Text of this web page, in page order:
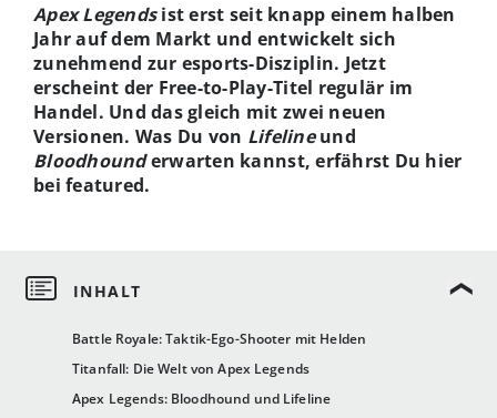
Battle Royale: Taktik-Ego-Shooter mit Helden
Titanfall: Die Welt von Apex Legends
Apex Legends: Bloodhound und Lifeline
Apex Legendsist erst seit knapp einem halben
Jahr auf dem Markt und entwickelt sich
zunehmend zur esports-Disziplin. Jetzt
erscheint der Free-to-Play-Titel regulär im
Handel. Und das gleich mit zwei neuen
Versionen. Was Du von Lifelineund
Bloodhounderwarten kannst, erfährst Du hier
bei featured.